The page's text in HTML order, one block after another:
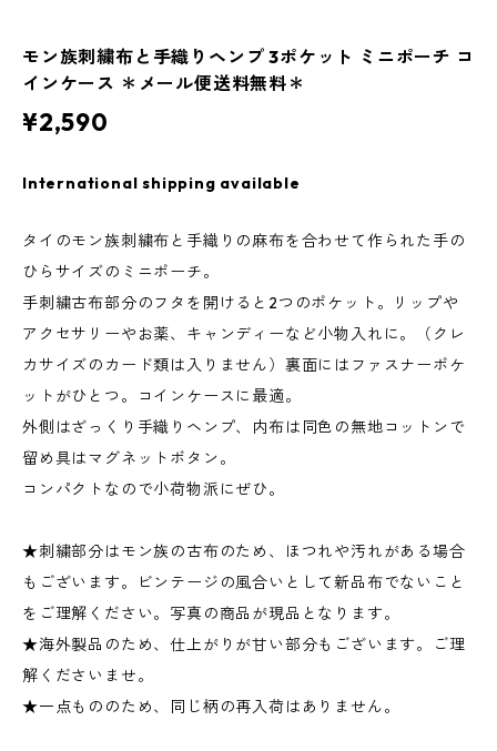
モン族刺繍布と手織りヘンプ 3ポケット ミニポーチ コ
インケース ＊メール便送料無料＊
¥2,590
International shipping available
タイのモン族刺繍布と手織りの麻布を合わせて作られた手の
ひらサイズのミニポーチ。
手刺繍古布部分のフタを開けると2つのポケット。リップや
アクセサリーやお薬、キャンディーなど小物入れに。（クレ
カサイズのカード類は入りません）裏面にはファスナーポケ
ットがひとつ。コインケースに最適。
外側はざっくり手織りヘンプ、内布は同色の無地コットンで
留め具はマグネットボタン。
コンパクトなので小荷物派にぜひ。
★刺繍部分はモン族の古布のため、ほつれや汚れがある場合
もございます。ビンテージの風合いとして新品布でないこと
をご理解ください。写真の商品が現品となります。
★海外製品のため、仕上がりが甘い部分もございます。ご理
解くださいませ。
★一点もののため、同じ柄の再入荷はありません。